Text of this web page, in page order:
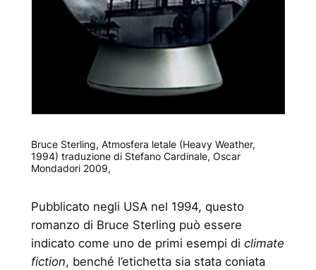
Bruce Sterling, Atmosfera letale(Heavy Weather,
1994) traduzione di Stefano Cardinale, Oscar
Mondadori 2009,
Pubblicato negli USA nel 1994, questo
romanzo di Bruce Sterling può essere
indicato come uno de primi esempi di climate
fiction, benché l’etichetta sia stata coniata